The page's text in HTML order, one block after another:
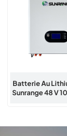
Batterie Au
Sunrange 48 V